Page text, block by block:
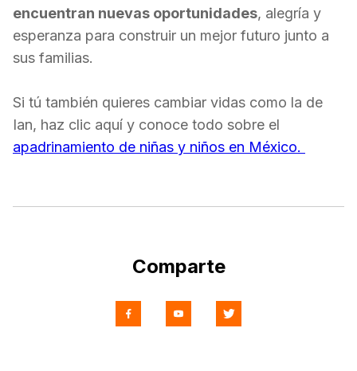
encuentran nuevas oportunidades, alegría y
esperanza para construir un mejor futuro junto a
sus familias.
Si tú también quieres cambiar vidas como la de
Ian, haz clic aquí y conoce todo sobre el
apadrinamiento de niñas y niños en México.
Comparte